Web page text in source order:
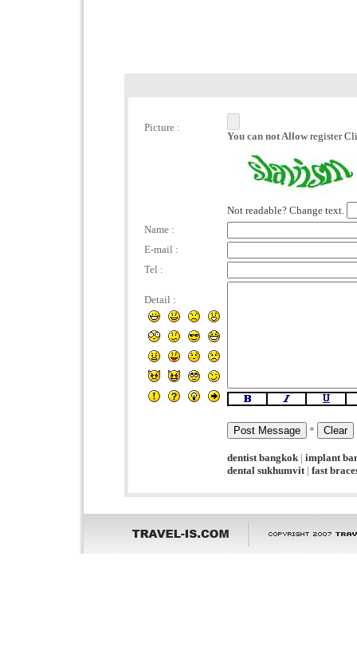
Picture :
You can not Allow register
Not readable? Change text.
Name :
E-mail :
Tel :
Detail :
*
dentist bangkok | implant
dental sukhumvit| fast